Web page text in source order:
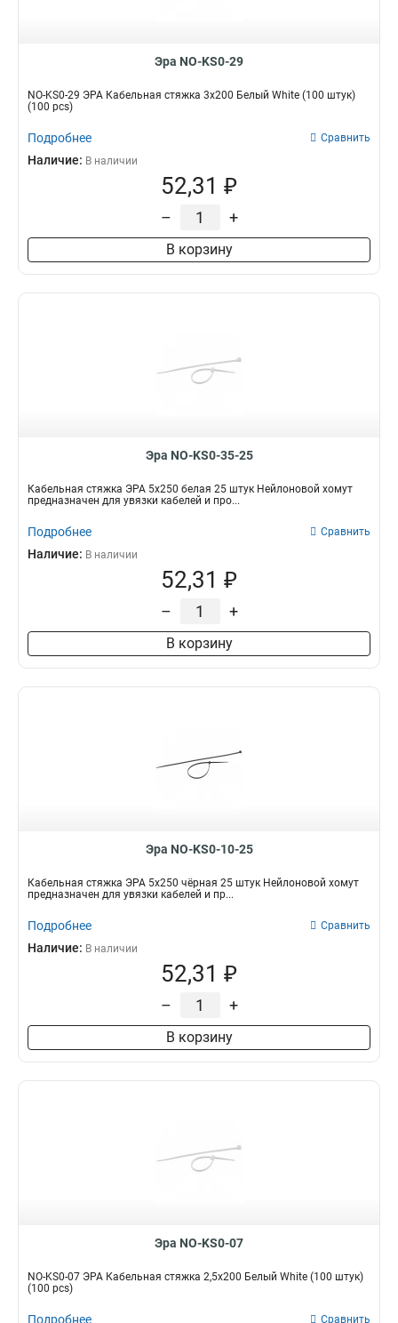
Эра NO-KS0-29
NO-KS0-29 ЭРА Кабельная стяжка 3x200 Белый White (100 штук)
(100 pcs)
Подробнее Сравнить
Наличие: В наличии
52,31 ₽
– +
В корзину
Эра NO-KS0-35-25
Кабельная стяжка ЭРА 5x250 белая 25 штук Нейлоновой хомут
предназначен для увязки кабелей и про...
Подробнее Сравнить
Наличие: В наличии
52,31 ₽
– +
В корзину
Эра NO-KS0-10-25
Кабельная стяжка ЭРА 5x250 чёрная 25 штук Нейлоновой хомут
предназначен для увязки кабелей и пр...
Подробнее Сравнить
Наличие: В наличии
52,31 ₽
– +
В корзину
Эра NO-KS0-07
NO-KS0-07 ЭРА Кабельная стяжка 2,5х200 Белый White (100 штук)
(100 pcs)
Подробнее Сравнить